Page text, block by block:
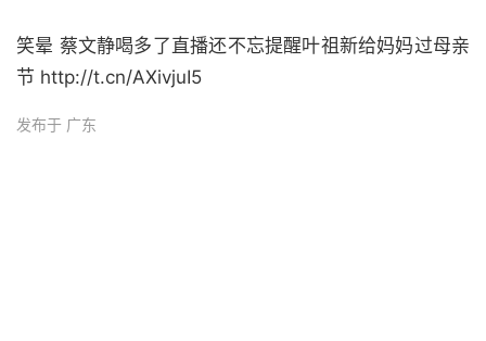
笑晕 蔡文静喝多了直播还不忘提醒叶祖新给妈妈过母亲
节 http://t.cn/AXivjuI5 ​
发布于 广东